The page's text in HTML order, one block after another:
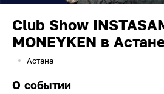
Club Show
MONEYKEN в
Астана
О событии